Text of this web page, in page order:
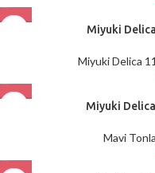
Miyuki
Miyuki Delica
Miyuki
Mavi